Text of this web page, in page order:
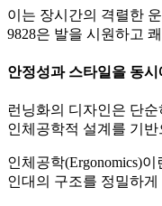
이는 장시간의 격렬한
9828은 발을 시원하고
안정성과 스타일을 동
런닝화의 디자인은 단
인체공학적 설계를 기
인체공학(Ergonomics)
인대의 구조를 정밀하